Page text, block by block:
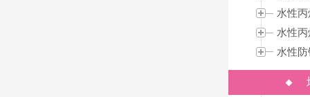
水性
水性
水性